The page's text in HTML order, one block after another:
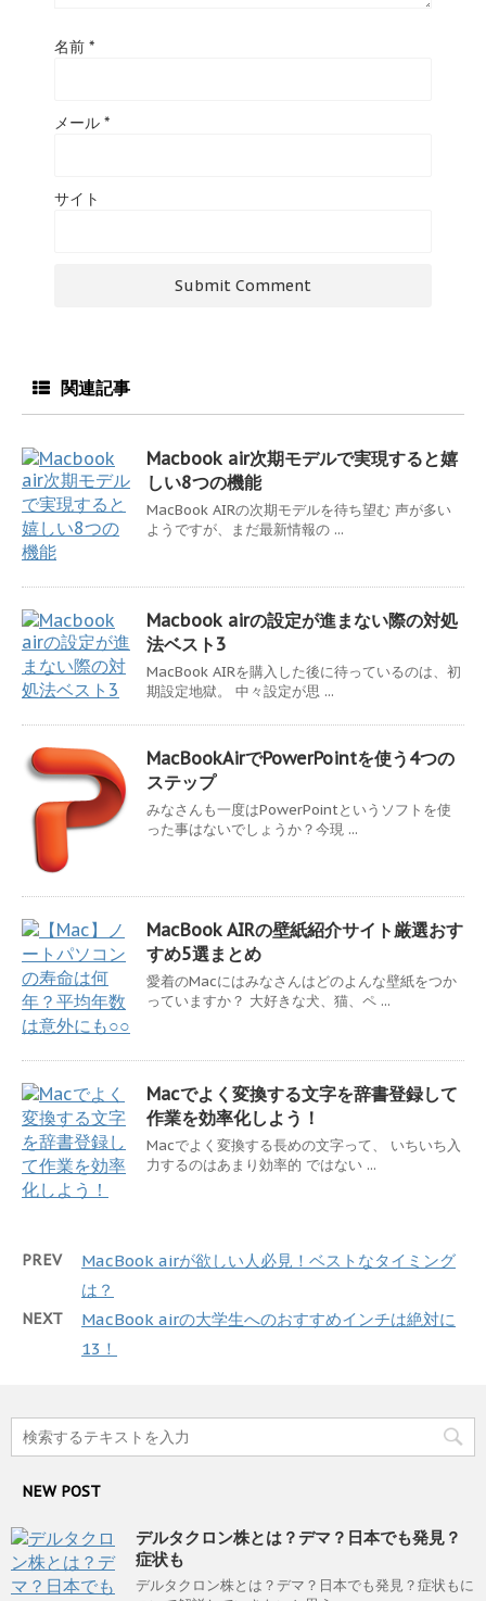
名前 *
メール *
サイト
関連記事
Macbook air次期モデルで実現すると嬉
しい8つの機能
MacBook AIRの次期モデルを待ち望む 声が多い
ようですが、まだ最新情報の ...
Macbook airの設定が進まない際の対処
法ベスト3
MacBook AIRを購入した後に待っているのは、初
期設定地獄。 中々設定が思 ...
MacBookAirでPowerPointを使う4つの
ステップ
みなさんも一度はPowerPointというソフトを使
った事はないでしょうか？今現 ...
MacBook AIRの壁紙紹介サイト厳選おす
すめ5選まとめ
愛着のMacにはみなさんはどのよんな壁紙をつか
っていますか？ 大好きな犬、猫、ペ ...
Macでよく変換する文字を辞書登録して
作業を効率化しよう！
Macでよく変換する長めの文字って、 いちいち入
力するのはあまり効率的 ではない ...
PREV
MacBook airが欲しい人必見！ベストなタイミング
は？
NEXT
MacBook airの大学生へのおすすめインチは絶対に
13！
NEW POST
デルタクロン株とは？デマ？日本でも発見？
症状も
デルタクロン株とは？デマ？日本でも発見？症状もに